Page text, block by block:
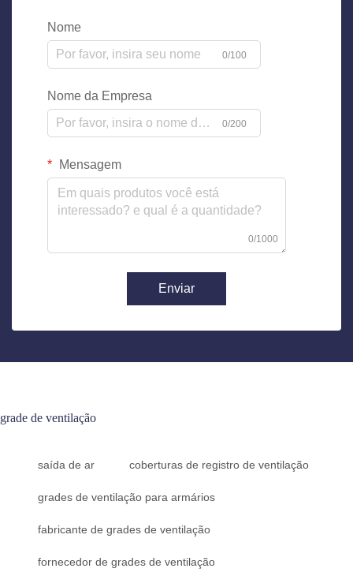
Nome
0/100
Nome da Empresa
0/200
Mensagem
0/1000
Enviar
grade de ventilação
saída de ar coberturas de registro de ventilação
grades de ventilação para armários
fabricante de grades de ventilação
fornecedor de grades de ventilação